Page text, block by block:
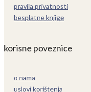
pravila privatnosti
besplatne knjige
korisne poveznice
o nama
uslovi korištenja